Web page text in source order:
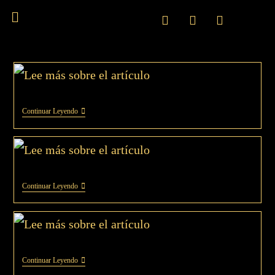
Continuar Leyendo
Continuar Leyendo
Continuar Leyendo